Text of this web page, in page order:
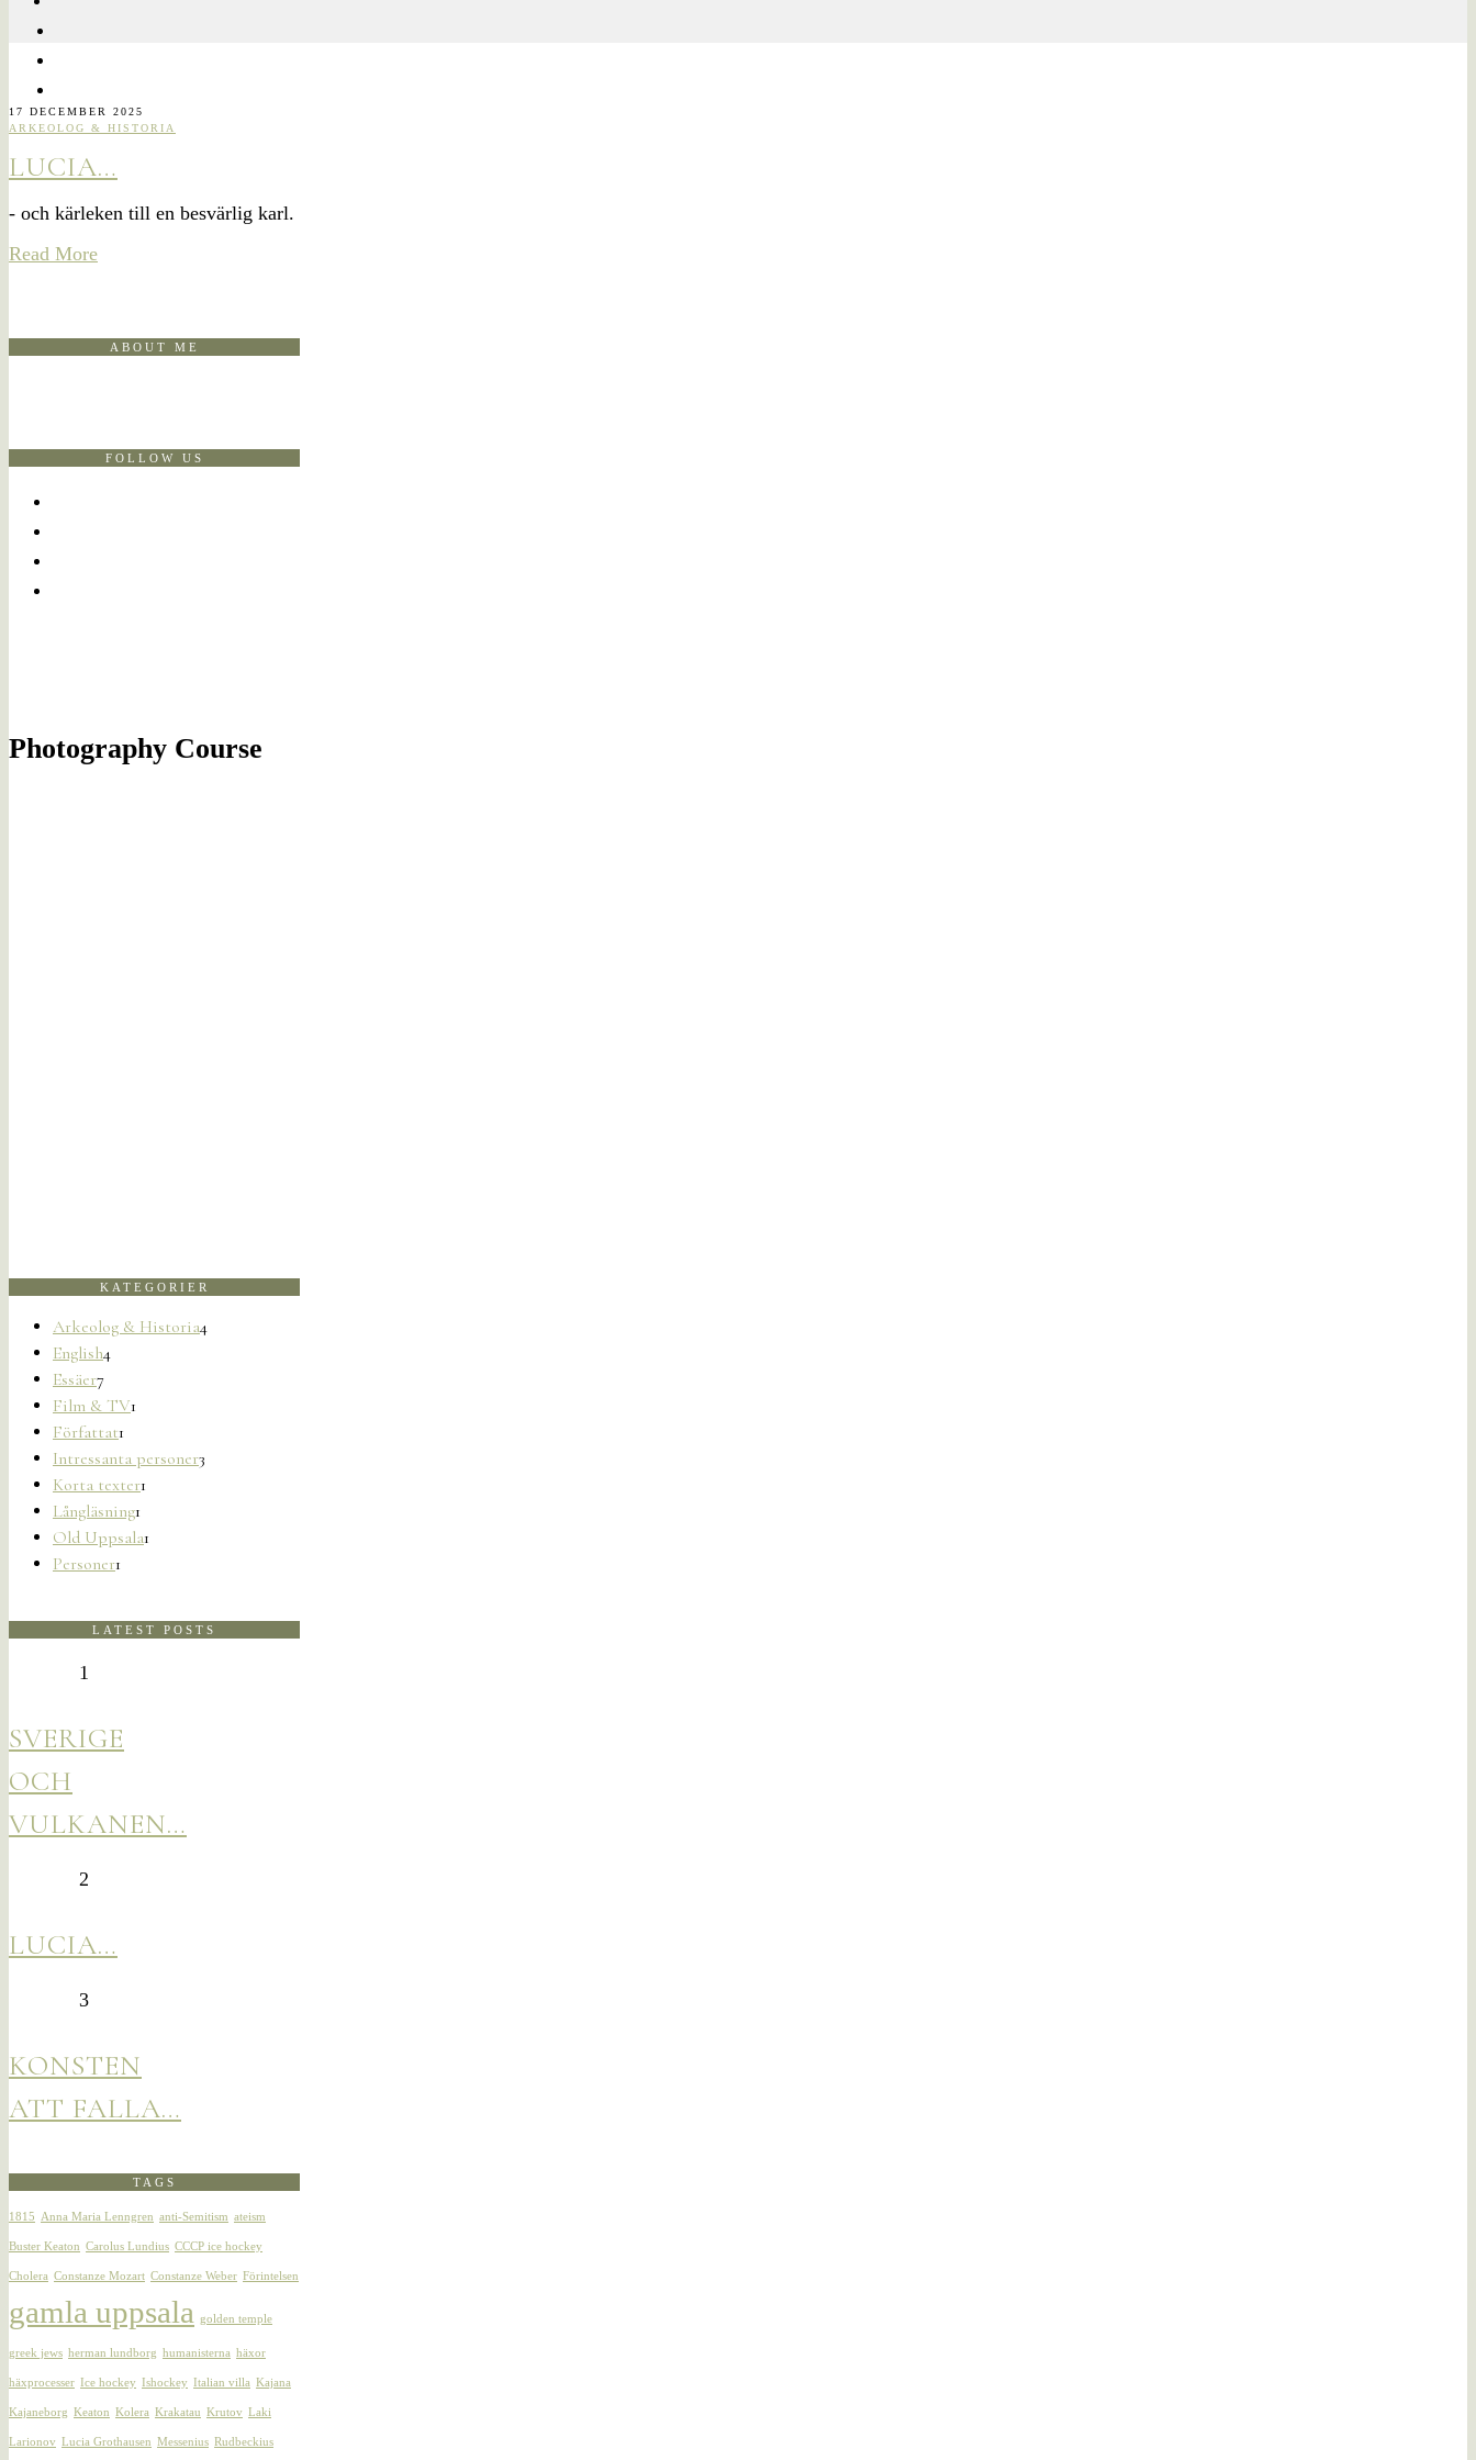
17 DECEMBER 2025
ARKEOLOG & HISTORIA
LUCIA…
- och kärleken till en besvärlig karl.
Read More
ABOUT ME
FOLLOW US
Photography Course
KATEGORIER
Arkeolog & Historia4
English4
Essäer7
Film & TV1
Författat1
Intressanta personer3
Korta texter1
Långläsning1
Old Uppsala1
Personer1
LATEST POSTS
1
SVERIGE
OCH
VULKANEN…
2
LUCIA…
3
KONSTEN
ATT FALLA…
TAGS
1815 Anna Maria Lenngren anti-Semitism ateism
Buster Keaton Carolus Lundius CCCP ice hockey
Cholera Constanze Mozart Constanze Weber Förintelsen
gamla uppsala golden temple
greek jews herman lundborg humanisterna häxor
häxprocesser Ice hockey Ishockey Italian villa Kajana
Kajaneborg Keaton Kolera Krakatau Krutov Laki
Larionov Lucia Grothausen Messenius Rudbeckius